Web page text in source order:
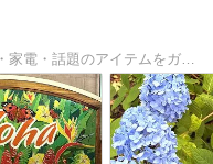
子育て・生活が楽になる便利グッズ・家電・話題のアイテムをガチレポ＆紹介！ユルく働く家事が苦手な2児のママ。